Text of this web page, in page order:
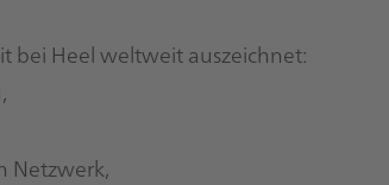
bei Heel weltweit auszeichnet:
Netzwerk,